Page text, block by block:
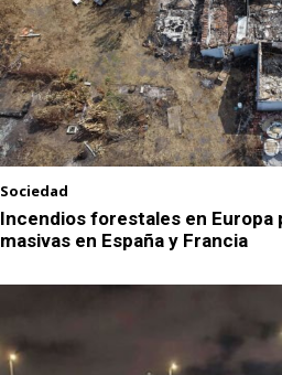
Sociedad
Incendios forestales en Europa
masivas en España y Francia